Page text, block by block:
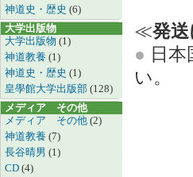
神道史・歴史 (6)
大学出版物
大学出版物 (1)
神道教養 (1)
神道史・歴史 (1)
皇學館大学出版部 (128)
メディア その他
メディア その他 (2)
神道教養 (7)
長谷晴男 (1)
CD (4)
≪発
● 日
い。